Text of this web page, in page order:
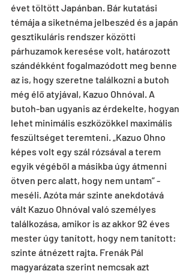
évet töltött Japánban. Bár kutatási
témája a siketnéma jelbeszéd és a japán
gesztikuláris rendszer közötti
párhuzamok keresése volt, határozott
szándékként fogalmazódott meg benne
az is, hogy szeretne találkozni a butoh
még élő atyjával, Kazuo Ohnóval. A
butoh-ban ugyanis az érdekelte, hogyan
lehet minimális eszközökkel maximális
feszültséget teremteni. „Kazuo Ohno
képes volt egy szál rózsával a terem
egyik végéből a másikba úgy átmenni
ötven perc alatt, hogy nem untam” -
meséli. Azóta már szinte anekdotává
vált Kazuo Ohnóval való személyes
találkozása, amikor is az akkor 92 éves
mester úgy tanított, hogy nem tanított:
szinte átnézett rajta. Frenák Pál
magyarázata szerint nemcsak azt